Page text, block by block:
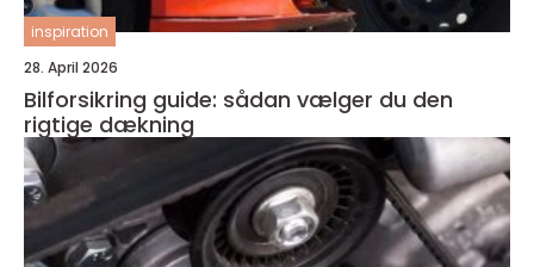
inspiration
28. April 2026
Bilforsikring guide: sådan vælger du den
rigtige dækning